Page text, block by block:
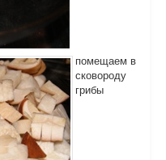
помещаем в
сковороду
грибы